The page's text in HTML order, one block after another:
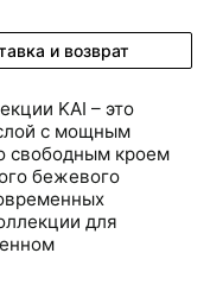
и возврат
KAI – это
с мощным
свободным кроем
бежевого
для